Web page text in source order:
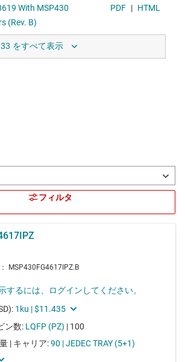
33 をすべて表示